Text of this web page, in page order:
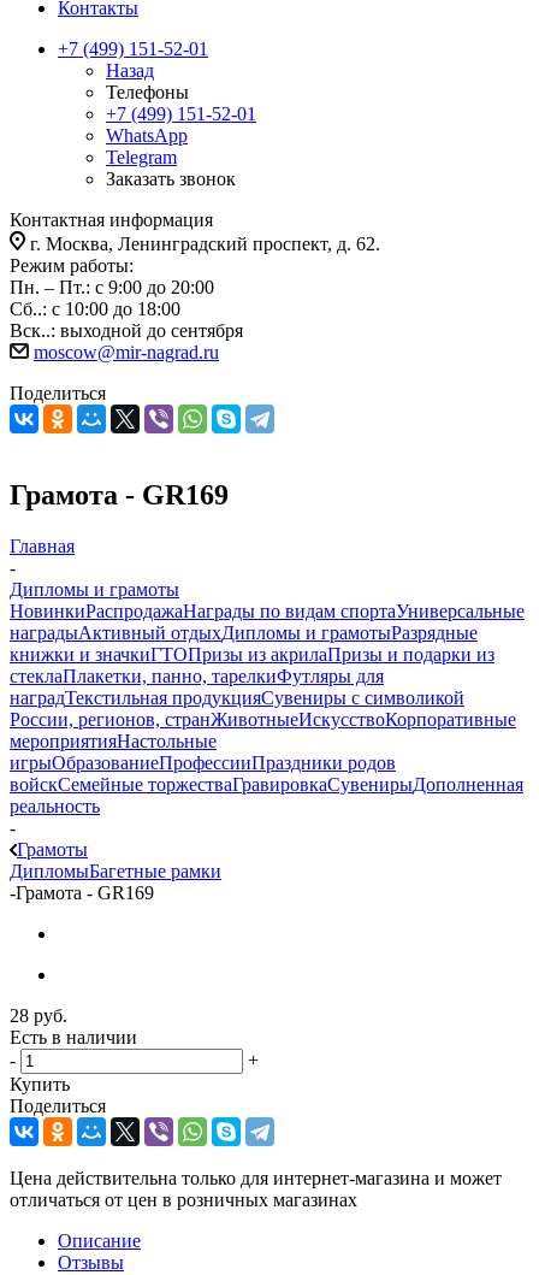
Контакты
+7 (499) 151-52-01
Назад
Телефоны
+7 (499) 151-52-01
WhatsApp
Telegram
Заказать звонок
Контактная информация
г. Москва, Ленинградский проспект, д. 62.
Режим работы:
Пн. – Пт.: с 9:00 до 20:00
Сб..: с 10:00 до 18:00
Вск..: выходной до сентября
moscow@mir-nagrad.ru
Поделиться
Грамота - GR169
Главная
-
Дипломы и грамоты
НовинкиРаспродажаНаграды по видам спортаУниверсальные
наградыАктивный отдыхДипломы и грамотыРазрядные
книжки и значкиГТОПризы из акрилаПризы и подарки из
стеклаПлакетки, панно, тарелкиФутляры для
наградТекстильная продукцияСувениры с символикой
России, регионов, странЖивотныеИскусствоКорпоративные
мероприятияНастольные
игрыОбразованиеПрофессииПраздники родов
войскСемейные торжестваГравировкаСувенирыДополненная
реальность
-
Грамоты
ДипломыБагетные рамки
-Грамота - GR169
28 руб.
Есть в наличии
-
+
Купить
Поделиться
Цена действительна только для интернет-магазина и может
отличаться от цен в розничных магазинах
Описание
Отзывы